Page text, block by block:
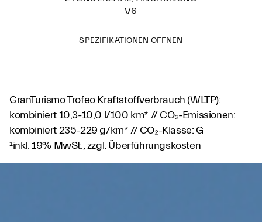
V6
SPEZIFIKATIONEN ÖFFNEN
GranTurismo Trofeo Kraftstoffverbrauch (WLTP):
kombiniert 10,3-10,0 l/100 km* // CO₂-Emissionen:
kombiniert 235-229 g/km* // CO₂-Klasse: G
¹inkl. 19% MwSt., zzgl. Überführungskosten